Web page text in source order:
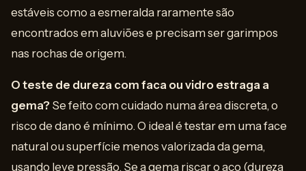
estáveis como a esmeralda raramente são
encontrados em aluviões e precisam ser garimpos
nas rochas de origem.
O teste de dureza com faca ou vidro estraga a
gema? Se feito com cuidado numa área discreta, o
risco de dano é mínimo. O ideal é testar em uma face
natural ou superfície menos valorizada da gema,
usando leve pressão. Se a gema riscar o aço (dureza